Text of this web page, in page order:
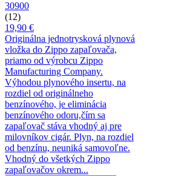
30900
(12)
19,90 €
Originálna jednotrysková plynová
vložka do Zippo zapaľovača,
priamo od výrobcu Zippo
Manufacturing Company.
Výhodou plynového insertu, na
rozdiel od originálneho
benzínového, je eliminácia
benzínového odoru,čím sa
zapaľovač stáva vhodný aj pre
milovníkov cigár. Plyn, na rozdiel
od benzínu, neuniká samovoľne.
Vhodný do všetkých Zippo
zapaľovačov okrem...